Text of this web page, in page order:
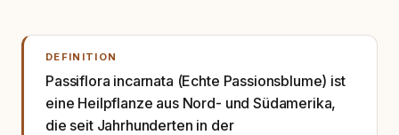
DEFINITION
Passiflora incarnata (Echte Passionsblume) ist
eine Heilpflanze aus Nord- und Südamerika,
die seit Jahrhunderten in der